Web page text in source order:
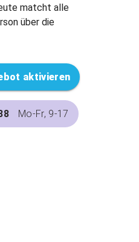
matcht alle
über die
aktivieren
Mo-Fr, 9-17